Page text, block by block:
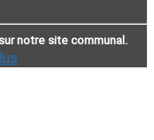
notre site communal.